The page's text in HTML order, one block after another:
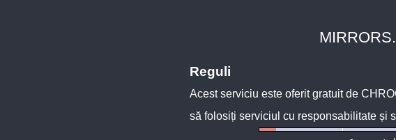
Reguli
Acest serviciu este oferit gratuit de
să folosiți serviciul cu responsabilitate și